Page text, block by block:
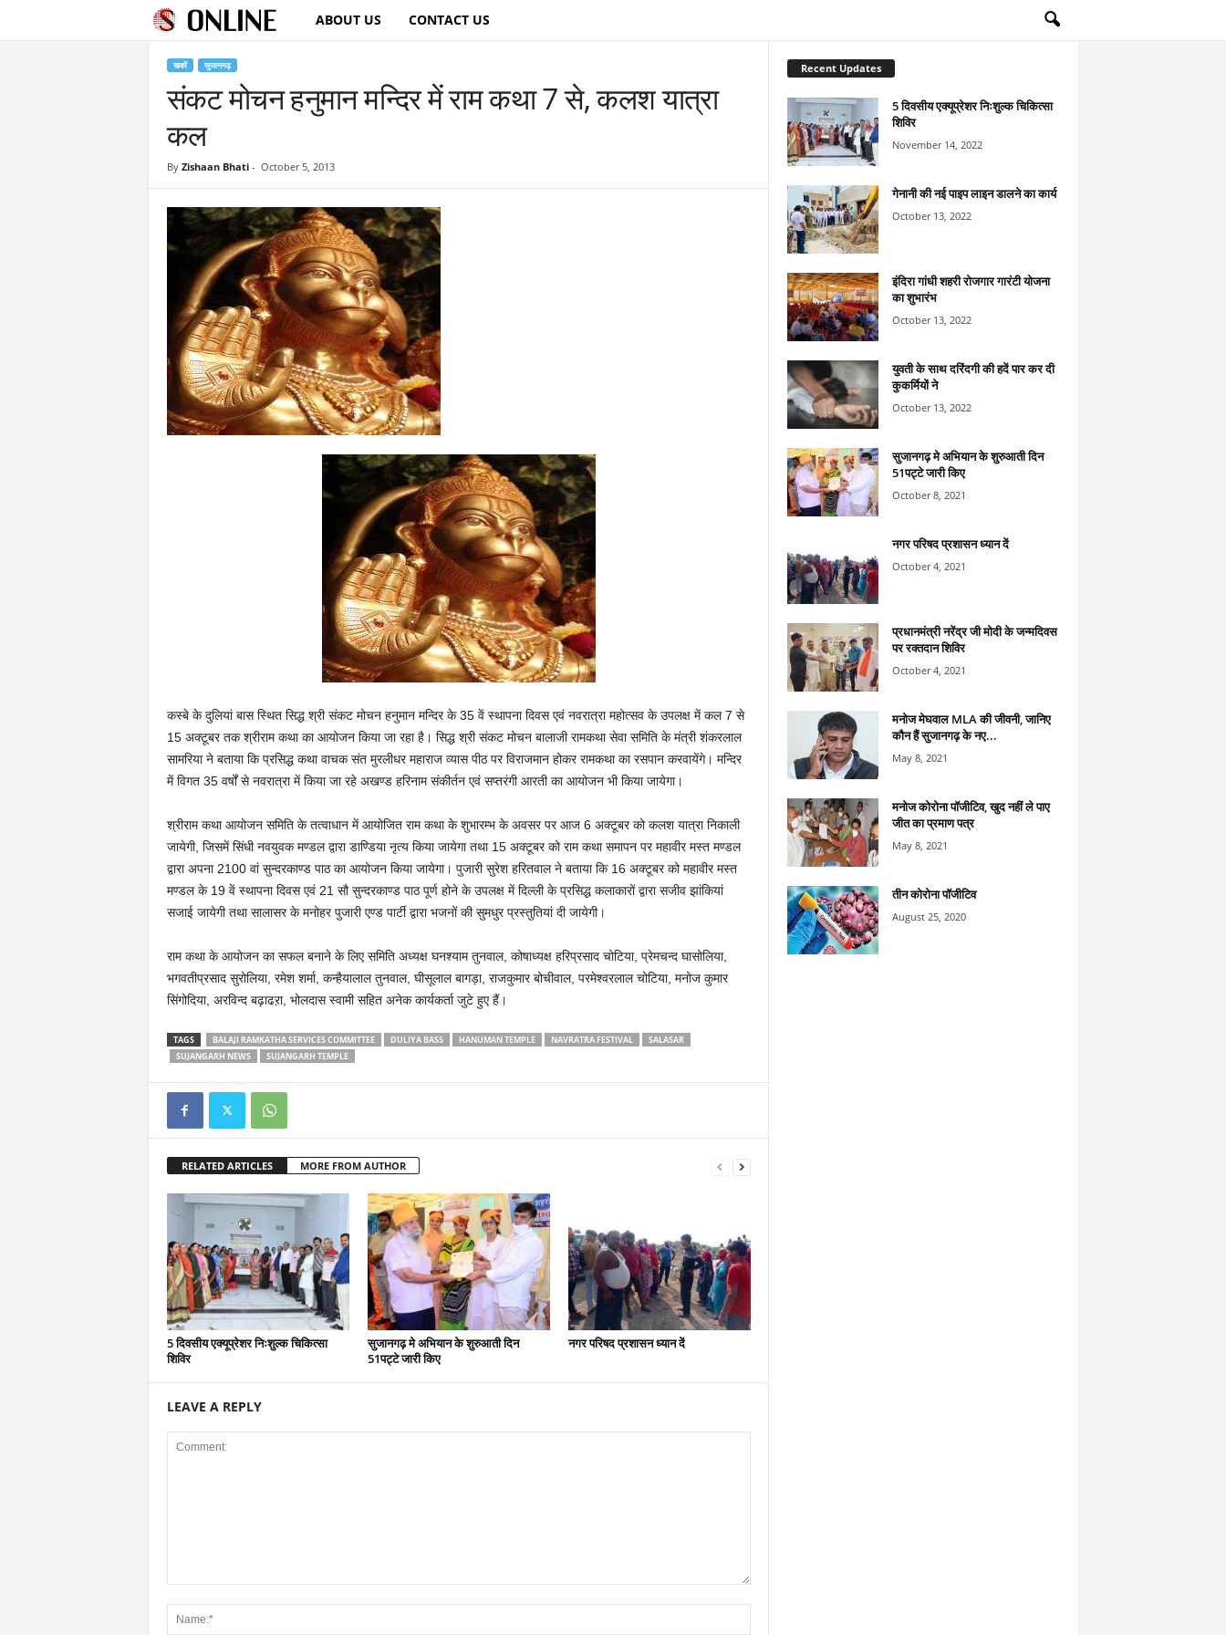
j
g
a
r
h
O
n
ABOUT US CONTACT US
खबरें सुजानगढ़
संकट मोचन हनुमान मन्दिर में राम कथा 7 से, कलश यात्रा
कल
By Zishaan Bhati- October 5, 2013
कस्बे के दुलियां बास स्थित सिद्ध श्री संकट मोचन हनुमान मन्दिर के 35 वें स्थापना दिवस एवं नवरात्रा महोत्सव के उपलक्ष में कल 7 से
15 अक्टूबर तक श्रीराम कथा का आयोजन किया जा रहा है। सिद्ध श्री संकट मोचन बालाजी रामकथा सेवा समिति के मंत्री शंकरलाल
सामरिया ने बताया कि प्रसिद्ध कथा वाचक संत मुरलीधर महाराज व्यास पीठ पर विराजमान होकर रामकथा का रसपान करवायेंगे। मन्दिर
में विगत 35 वर्षों से नवरात्रा में किया जा रहे अखण्ड हरिनाम संकीर्तन एवं सप्तरंगी आरती का आयोजन भी किया जायेगा।
श्रीराम कथा आयोजन समिति के तत्वाधान में आयोजित राम कथा के शुभारम्भ के अवसर पर आज 6 अक्टूबर को कलश यात्रा निकाली
जायेगी, जिसमें सिंधी नवयुवक मण्डल द्वारा डाण्डिया नृत्य किया जायेगा तथा 15 अक्टूबर को राम कथा समापन पर महावीर मस्त मण्डल
द्वारा अपना 2100 वां सुन्दरकाण्ड पाठ का आयोजन किया जायेगा। पुजारी सुरेश हरितवाल ने बताया कि 16 अक्टूबर को महावीर मस्त
मण्डल के 19 वें स्थापना दिवस एवं 21 सौ सुन्दरकाण्ड पाठ पूर्ण होने के उपलक्ष में दिल्ली के प्रसिद्ध कलाकारों द्वारा सजीव झांकियां
सजाई जायेगी तथा सालासर के मनोहर पुजारी एण्ड पार्टी द्वारा भजनों की सुमधुर प्रस्तुतियां दी जायेगी।
राम कथा के आयोजन का सफल बनाने के लिए समिति अध्यक्ष घनश्याम तुनवाल, कोषाध्यक्ष हरिप्रसाद चोटिया, प्रेमचन्द घासोलिया,
भगवतीप्रसाद सुरोलिया, रमेश शर्मा, कन्हैयालाल तुनवाल, घीसूलाल बागड़ा, राजकुमार बोचीवाल, परमेश्वरलाल चोटिया, मनोज कुमार
सिंगोदिया, अरविन्द बढ़ाढऱा, भोलदास स्वामी सहित अनेक कार्यकर्ता जुटे हुए हैं।
TAGS BALAJI RAMKATHA SERVICES COMMITTEE DULIYA BASS HANUMAN TEMPLE NAVRATRA FESTIVAL
SALASAR
SUJANGARH NEWS
SUJANGARH TEMPLE
RELATED ARTICLES MORE FROM AUTHOR
5 दिवसीय एक्यूप्रेशर निःशुल्क चिकित्सा
शिविर
सुजानगढ़ मे अभियान के शुरुआती दिन
51पट्टे जारी किए
नगर परिषद प्रशासन ध्यान दें
LEAVE A REPLY
Recent Updates
5 दिवसीय एक्यूप्रेशर निःशुल्क चिकित्सा
शिविर
November 14, 2022
गेनानी की नई पाइप लाइन डालने का कार्य
October 13, 2022
इंदिरा गांधी शहरी रोजगार गारंटी योजना
का शुभारंभ
October 13, 2022
युवती के साथ दरिंदगी की हदें पार कर दी
कुकर्मियों ने
October 13, 2022
सुजानगढ़ मे अभियान के शुरुआती दिन
51पट्टे जारी किए
October 8, 2021
नगर परिषद प्रशासन ध्यान दें
October 4, 2021
प्रधानमंत्री नरेंद्र जी मोदी के जन्मदिवस
पर रक्तदान शिविर
October 4, 2021
मनोज मेघवाल MLA की जीवनी, जानिए
कौन हैं सुजानगढ़ के नए...
May 8, 2021
मनोज कोरोना पॉजीटिव, खुद नहीं ले पाए
जीत का प्रमाण पत्र
May 8, 2021
तीन कोरोना पॉजीटिव
August 25, 2020